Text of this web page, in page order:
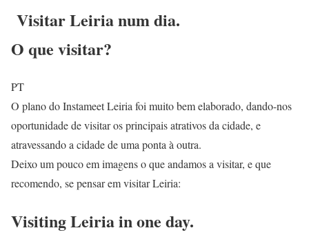
Visitar Leiria num dia.
O que visitar?
PT
O plano do Instameet Leiria foi muito bem elaborado, dando-nos
oportunidade de visitar os principais atrativos da cidade, e
atravessando a cidade de uma ponta à outra.
Deixo um pouco em imagens o que andamos a visitar, e que
recomendo, se pensar em visitar Leiria:
Visiting Leiria in one day.